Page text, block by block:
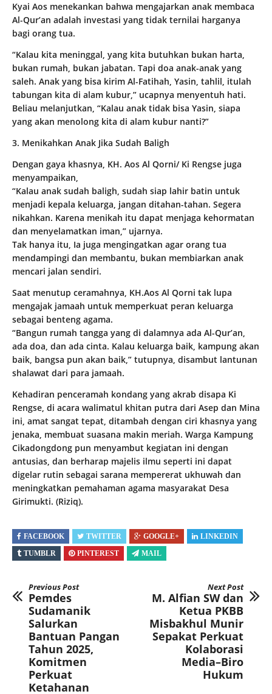
Kyai Aos menekankan bahwa mengajarkan anak membaca
Al-Qur’an adalah investasi yang tidak ternilai harganya
bagi orang tua.
“Kalau kita meninggal, yang kita butuhkan bukan harta,
bukan rumah, bukan jabatan. Tapi doa anak-anak yang
saleh. Anak yang bisa kirim Al-Fatihah, Yasin, tahlil, itulah
tabungan kita di alam kubur,” ucapnya menyentuh hati.
Beliau melanjutkan, “Kalau anak tidak bisa Yasin, siapa
yang akan menolong kita di alam kubur nanti?”
3. Menikahkan Anak Jika Sudah Baligh
Dengan gaya khasnya, KH. Aos Al Qorni/ Ki Rengse juga
menyampaikan,
“Kalau anak sudah baligh, sudah siap lahir batin untuk
menjadi kepala keluarga, jangan ditahan-tahan. Segera
nikahkan. Karena menikah itu dapat menjaga kehormatan
dan menyelamatkan iman,” ujarnya.
Tak hanya itu, Ia juga mengingatkan agar orang tua
mendampingi dan membantu, bukan membiarkan anak
mencari jalan sendiri.
Saat menutup ceramahnya, KH.Aos Al Qorni tak lupa
mengajak jamaah untuk memperkuat peran keluarga
sebagai benteng agama.
“Bangun rumah tangga yang di dalamnya ada Al-Qur’an,
ada doa, dan ada cinta. Kalau keluarga baik, kampung akan
baik, bangsa pun akan baik,” tutupnya, disambut lantunan
shalawat dari para jamaah.
Kehadiran penceramah kondang yang akrab disapa Ki
Rengse, di acara walimatul khitan putra dari Asep dan Mina
ini, amat sangat tepat, ditambah dengan ciri khasnya yang
jenaka, membuat suasana makin meriah. Warga Kampung
Cikadongdong pun menyambut kegiatan ini dengan
antusias, dan berharap majelis ilmu seperti ini dapat
digelar rutin sebagai sarana mempererat ukhuwah dan
meningkatkan pemahaman agama masyarakat Desa
Girimukti. (Riziq).
FACEBOOK TWITTER GOOGLE+
LINKEDIN
TUMBLR
PINTEREST MAIL
Previous Post
Pemdes
Sudamanik
Salurkan
Bantuan Pangan
Tahun 2025,
Komitmen
Perkuat
Ketahanan
Next Post
M. Alfian SW dan
Ketua PKBB
Misbakhul Munir
Sepakat Perkuat
Kolaborasi
Media–Biro
Hukum